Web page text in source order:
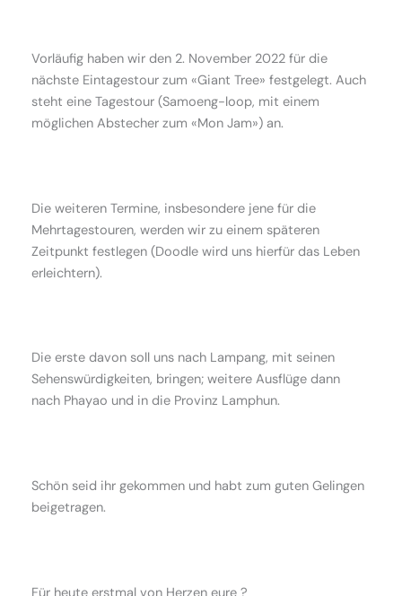
Vorläufig haben wir den 2. November 2022 für die
nächste Eintagestour zum «Giant Tree» festgelegt. Auch
steht eine Tagestour (Samoeng-loop, mit einem
möglichen Abstecher zum «Mon Jam») an.
Die weiteren Termine, insbesondere jene für die
Mehrtagestouren, werden wir zu einem späteren
Zeitpunkt festlegen (Doodle wird uns hierfür das Leben
erleichtern).
Die erste davon soll uns nach Lampang, mit seinen
Sehenswürdigkeiten, bringen; weitere Ausflüge dann
nach Phayao und in die Provinz Lamphun.
Schön seid ihr gekommen und habt zum guten Gelingen
beigetragen.
Für heute erstmal von Herzen eure ?